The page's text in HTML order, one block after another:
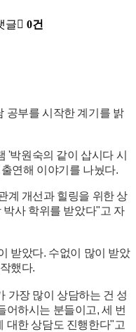
글 0건
공부를 시작한 계기를 밝
'박원숙의 같이 삽시다 시
연해 이야기를 나눴다.
계 개선과 힐링을 위한 상
사 학위를 받았다"고 자
받았다. 수없이 많이 받았
했다.
가장 많이 상담하는 건 성
어하시는 분들이고, 세 번
대한 상담도 진행한다"고